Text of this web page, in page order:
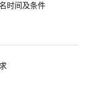
时间及条件